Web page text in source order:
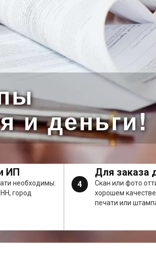
и деньги!
ИП
необходимы:
город
4
Для заказа
Скан или фото
хорошем
печати или